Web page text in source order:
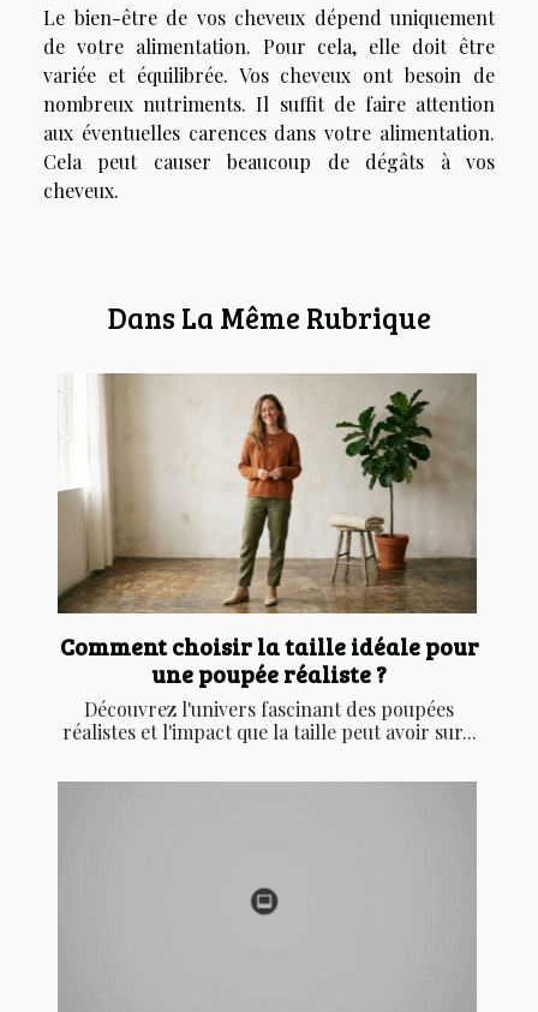
Le bien-être de vos cheveux dépend uniquement
de votre alimentation. Pour cela, elle doit être
variée et équilibrée. Vos cheveux ont besoin de
nombreux nutriments. Il suffit de faire attention
aux éventuelles carences dans votre alimentation.
Cela peut causer beaucoup de dégâts à vos
cheveux.
Dans La Même Rubrique
Comment choisir la taille idéale pour
une poupée réaliste ?
Découvrez l'univers fascinant des poupées
réalistes et l'impact que la taille peut avoir sur...